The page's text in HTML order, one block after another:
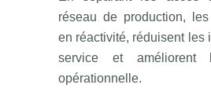
réseau de production,
en réactivité, réduisent les
service et améliorent
opérationnelle.